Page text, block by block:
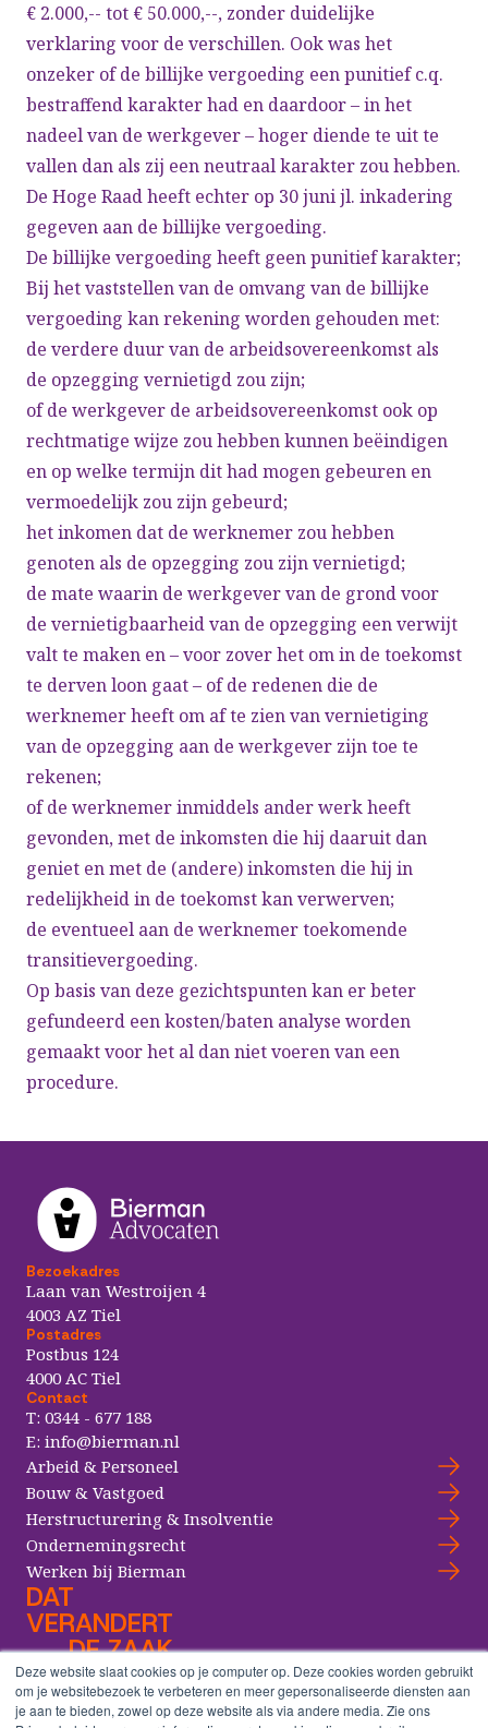
Deze website slaat cookies op je computer op. Deze cookies worden gebruikt
om je websitebezoek te verbeteren en meer gepersonaliseerde diensten aan
je aan te bieden, zowel op deze website als via andere media. Zie ons
€ 2.000,-- tot € 50.000,--, zonder duidelijke
verklaring voor de verschillen. Ook was het
onzeker of de billijke vergoeding een punitief c.q.
bestraffend karakter had en daardoor – in het
nadeel van de werkgever – hoger diende te uit te
vallen dan als zij een neutraal karakter zou hebben.
De Hoge Raad heeft echter op 30 juni jl. inkadering
gegeven aan de billijke vergoeding.
De billijke vergoeding heeft geen punitief karakter;
Bij het vaststellen van de omvang van de billijke
vergoeding kan rekening worden gehouden met:
de verdere duur van de arbeidsovereenkomst als
de opzegging vernietigd zou zijn;
of de werkgever de arbeidsovereenkomst ook op
rechtmatige wijze zou hebben kunnen beëindigen
en op welke termijn dit had mogen gebeuren en
vermoedelijk zou zijn gebeurd;
het inkomen dat de werknemer zou hebben
genoten als de opzegging zou zijn vernietigd;
de mate waarin de werkgever van de grond voor
de vernietigbaarheid van de opzegging een verwijt
valt te maken en – voor zover het om in de toekomst
te derven loon gaat – of de redenen die de
werknemer heeft om af te zien van vernietiging
van de opzegging aan de werkgever zijn toe te
rekenen;
of de werknemer inmiddels ander werk heeft
gevonden, met de inkomsten die hij daaruit dan
geniet en met de (andere) inkomsten die hij in
redelijkheid in de toekomst kan verwerven;
de eventueel aan de werknemer toekomende
transitievergoeding.
Op basis van deze gezichtspunten kan er beter
gefundeerd een kosten/baten analyse worden
gemaakt voor het al dan niet voeren van een
procedure.
Bezoekadres
Laan van Westroijen 4
4003 AZ Tiel
Postadres
Postbus 124
4000 AC Tiel
Contact
T: 0344 - 677 188
E: info@bierman.nl
Arbeid & Personeel
Bouw & Vastgoed
Herstructurering & Insolventie
Ondernemingsrecht
Werken bij Bierman
DAT
VERANDERT
DE ZAAK
Copyright® Bierman Advocaten